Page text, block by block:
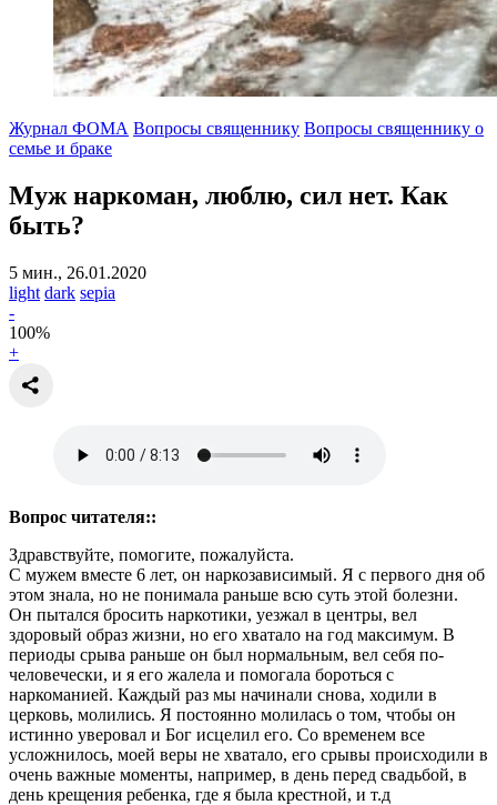
Журнал ФОМА Вопросы священнику Вопросы священнику о
семье и браке
Муж наркоман, люблю, сил нет. Как
быть?
5 мин., 26.01.2020
light dark sepia
-
100%
+
Вопрос читателя::
Здравствуйте, помогите, пожалуйста.
С мужем вместе 6 лет, он наркозависимый. Я с первого дня об
этом знала, но не понимала раньше всю суть этой болезни.
Он пытался бросить наркотики, уезжал в центры, вел
здоровый образ жизни, но его хватало на год максимум. В
периоды срыва раньше он был нормальным, вел себя по-
человечески, и я его жалела и помогала бороться с
наркоманией. Каждый раз мы начинали снова, ходили в
церковь, молились. Я постоянно молилась о том, чтобы он
истинно уверовал и Бог исцелил его. Со временем все
усложнилось, моей веры не хватало, его срывы происходили в
очень важные моменты, например, в день перед свадьбой, в
день крещения ребенка, где я была крестной, и т.д